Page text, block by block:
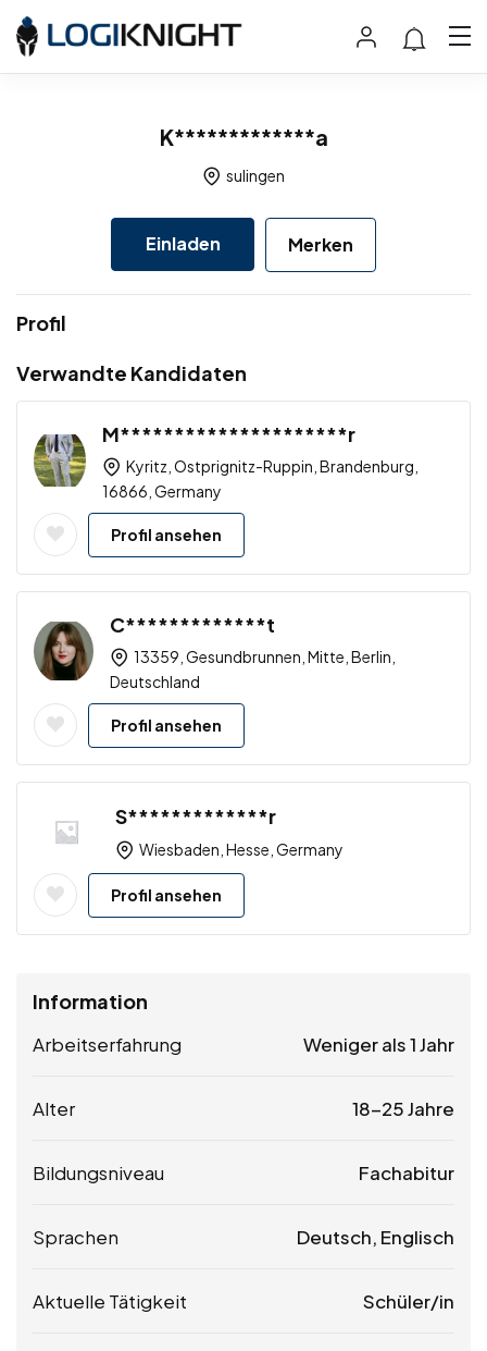
K*************a
sulingen
Einladen Merken
Profil
Verwandte Kandidaten
M*********************r
Kyritz, Ostprignitz-Ruppin, Brandenburg,
16866, Germany
Profil ansehen
C*************t
13359, Gesundbrunnen, Mitte, Berlin,
Deutschland
Profil ansehen
S*************r
Wiesbaden, Hesse, Germany
Profil ansehen
Information
Arbeitserfahrung Weniger als 1 Jahr
Alter 18-25 Jahre
Bildungsniveau Fachabitur
Sprachen Deutsch, Englisch
Aktuelle Tätigkeit Schüler/in